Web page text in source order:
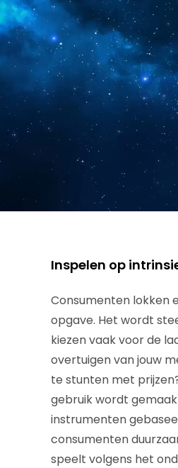
Inspelen op
Consumenten lokken
opgave. Het wordt
kiezen vaak voor de
overtuigen van jouw
te stunten met
gebruik wordt
instrumenten
consumenten
speelt volgens het